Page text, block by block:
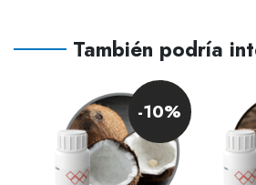
También podría
-10%